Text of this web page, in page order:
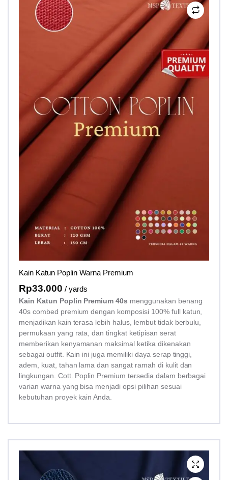
Kain Katun Poplin Warna Premium
Rp33.000 / yards
Kain Katun Poplin Premium 40s menggunakan benang
40s combed premium dengan komposisi 100% full katun,
menjadikan kain terasa lebih halus, lembut tidak berbulu,
permukaan yang rata, dan tingkat ketipisan serat
memberikan kenyamanan maksimal ketika dikenakan
sebagai outfit. Kain ini juga memiliki daya serap tinggi,
adem, kuat, tahan lama dan sangat ramah di kulit dan
lingkungan. Cott. Poplin Premium tersedia dalam berbagai
varian warna yang bisa menjadi opsi pilihan sesuai
kebutuhan proyek kain Anda.